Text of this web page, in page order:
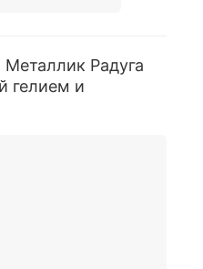
Радуга
гелием и